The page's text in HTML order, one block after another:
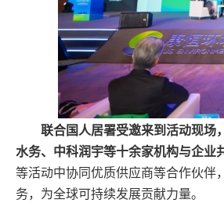
联合国人居署受邀来到活动现场
水务、中科润宇等十余家机构与企业
等活动中协同优质供应商等合作伙伴
务，为全球可持续发展贡献力量。